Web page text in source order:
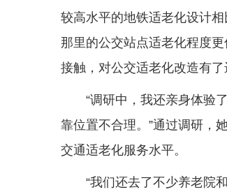
较高水平的地铁适老化设计
那里的公交站点适老化程度
接触，对公交适老化改造有了
“调研中，我还亲身体验
靠位置不合理。”通过调研，
交通适老化服务水平。
“我们还去了不少养老院